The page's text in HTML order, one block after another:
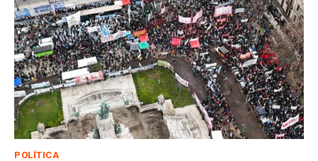
POLÍTICA